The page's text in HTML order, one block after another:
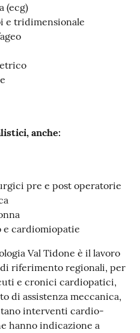
(ecg)
e tridimensionale
anche:
pre e post operatorie
e cardiomiopatie
Val Tidone è il lavoro
riferimento regionali, per
e cronici cardiopatici,
di assistenza meccanica,
interventi cardio-
hanno indicazione a